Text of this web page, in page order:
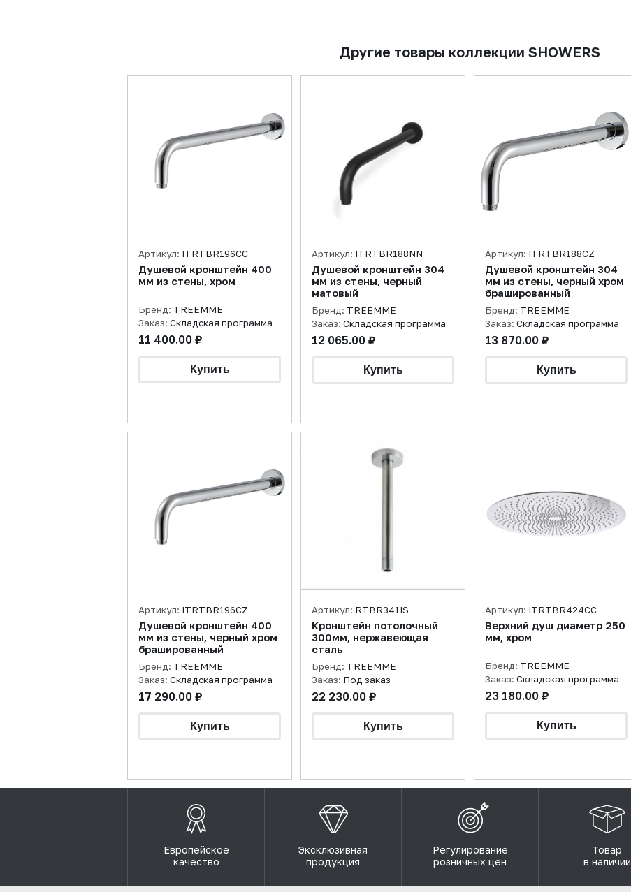
Другие товары коллекции SHOWERS
Артикул: ITRTBR196CC
Душевой кронштейн 400
мм из стены, хром
Бренд: TREEMME
Заказ: Складская программа
11 400.00 ₽
Артикул: ITRTBR188NN
Душевой кронштейн 304
мм из стены, черный
матовый
Бренд: TREEMME
Заказ: Складская программа
12 065.00 ₽
Артикул: ITRTBR188CZ
Душевой кронштейн 304
мм из стены, черный хром
брашированный
Бренд: TREEMME
Заказ: Складская программа
13 870.00 ₽
Артикул: ITRTBR196CZ
Душевой кронштейн 400
мм из стены, черный хром
брашированный
Бренд: TREEMME
Заказ: Складская программа
17 290.00 ₽
Артикул: RTBR341IS
Кронштейн потолочный
300мм, нержавеющая
сталь
Бренд: TREEMME
Заказ: Под заказ
22 230.00 ₽
Артикул: ITRTBR424CC
Верхний душ диаметр 250
мм, хром
Бренд: TREEMME
Заказ: Складская программа
23 180.00 ₽
Европейское
качество
Эксклюзивная
продукция
Регулирование
розничных цен
Товар
в наличии